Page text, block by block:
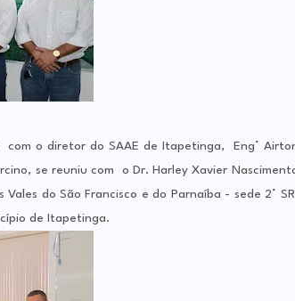
o diretor do SAAE de Itapetinga, Eng°
se reuniu com o Dr. Harley Xavier
do São Francisco e do Parnaíba - sede 2°
de Itapetinga.